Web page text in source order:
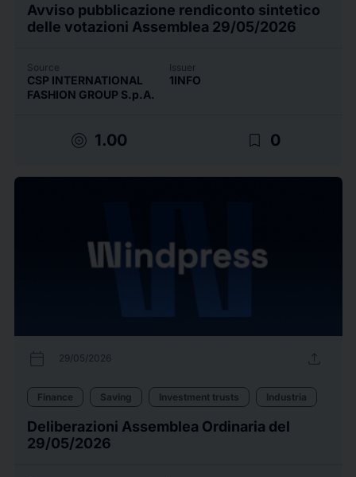
Avviso pubblicazione rendiconto sintetico
delle votazioni Assemblea 29/05/2026
Source
CSP INTERNATIONAL
FASHION GROUP S.p.A.
Issuer
1INFO
target 1.00 bookmark_border 0
calendar_today 29/05/2026 upload
Finance Saving Investment trusts Industria
Deliberazioni Assemblea Ordinaria del
29/05/2026